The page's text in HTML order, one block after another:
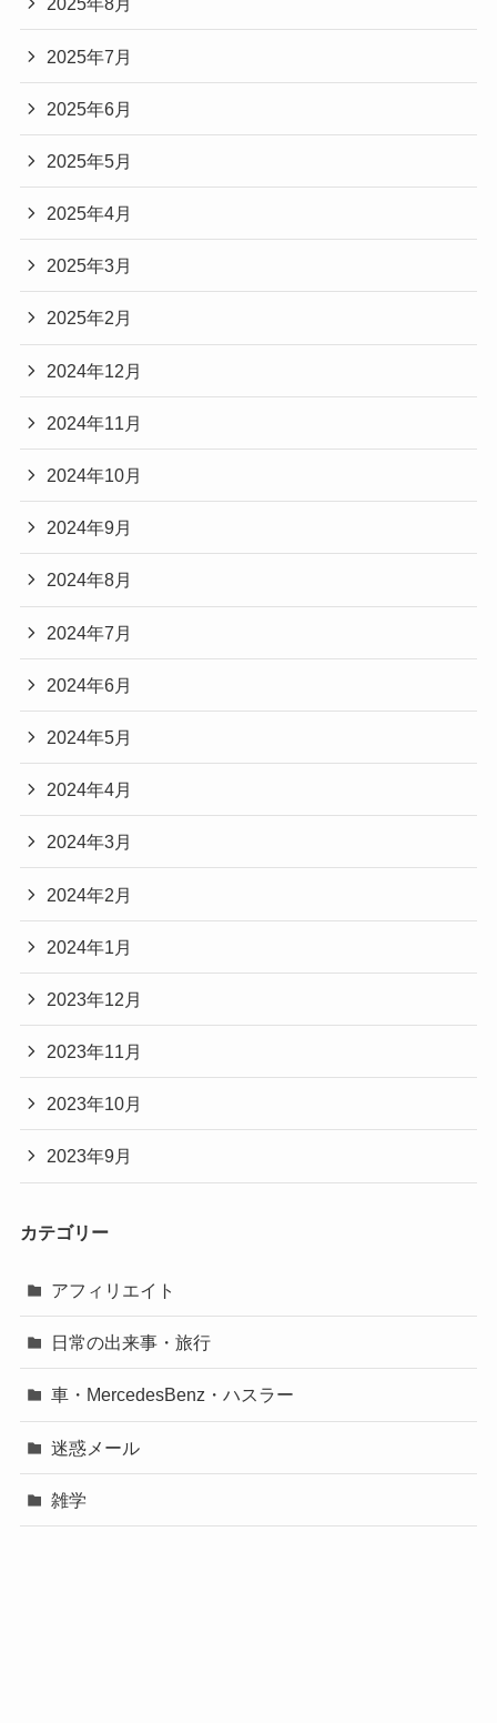
2025年7月
2025年6月
2025年5月
2025年4月
2025年3月
2025年2月
2024年12月
2024年11月
2024年10月
2024年9月
2024年8月
2024年7月
2024年6月
2024年5月
2024年4月
2024年3月
2024年2月
2024年1月
2023年12月
2023年11月
2023年10月
2023年9月
カテゴリー
アフィリエイト
日常の出来事・旅行
車・MercedesBenz・ハスラー
迷惑メール
雑学